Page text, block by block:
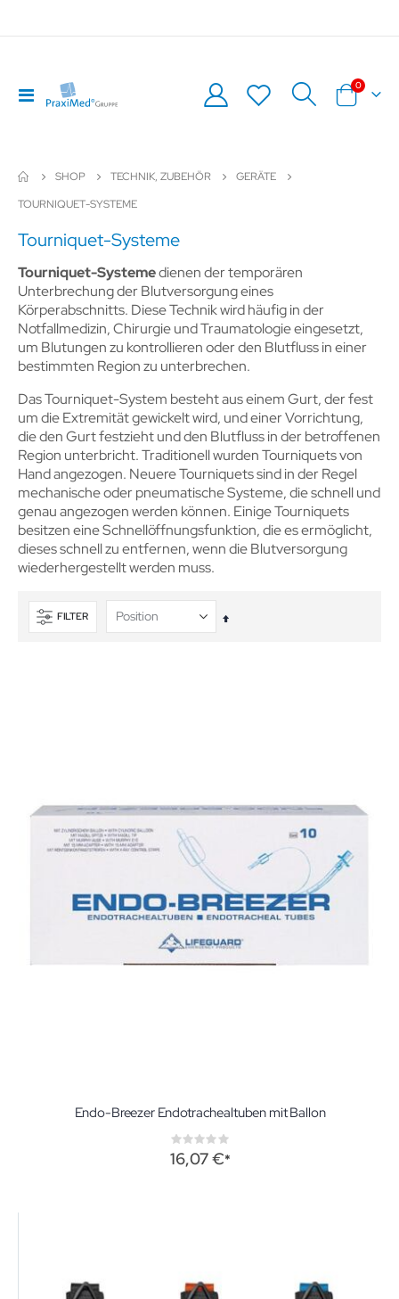
Navigation
umschalten
Warenkorb
0Artikel
SHOP TECHNIK, ZUBEHÖR
GERÄTE
TOURNIQUET-SYSTEME
Tourniquet-Systeme
Tourniquet-Systemedienen der temporären
Unterbrechung der Blutversorgung eines
Körperabschnitts. Diese Technik wird häufig in der
Notfallmedizin, Chirurgie und Traumatologie eingesetzt,
um Blutungen zu kontrollieren oder den Blutfluss in einer
bestimmten Region zu unterbrechen.
Das Tourniquet-System besteht aus einem Gurt, der fest
um die Extremität gewickelt wird, und einer Vorrichtung,
die den Gurt festzieht und den Blutfluss in der betroffenen
Region unterbricht. Traditionell wurden Tourniquets von
Hand angezogen. Neuere Tourniquets sind in der Regel
mechanische oder pneumatische Systeme, die schnell und
genau angezogen werden können. Einige Tourniquets
besitzen eine Schnellöffnungsfunktion, die es ermöglicht,
dieses schnell zu entfernen, wenn die Blutversorgung
wiederhergestellt werden muss.
FILTER
In
Endo-Breezer Endotrachealtuben mit Ballon
Rating:
0%
16,07 €